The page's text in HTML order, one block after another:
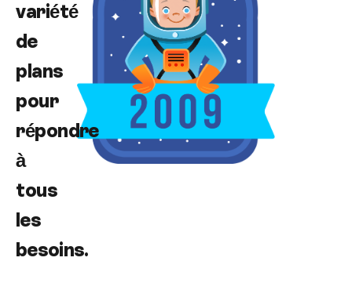
variété
de
plans
pour
répondre
à
tous
les
besoins.